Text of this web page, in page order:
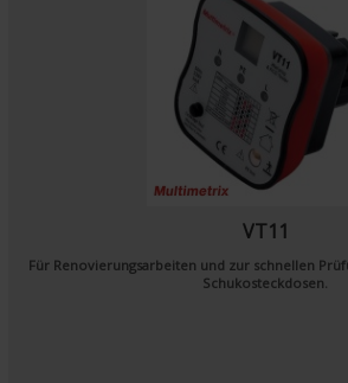
VT11
Für Renovierungsarbeiten und zur schnellen
Schukosteckdosen.